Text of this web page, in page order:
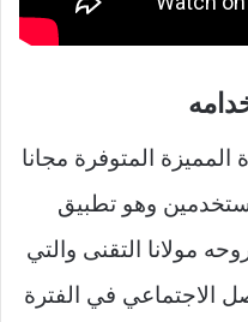
المميزة المتوفرة مجانا
وهو تطبيق
مولانا التقنى والتي
الاجتماعي في الفترة